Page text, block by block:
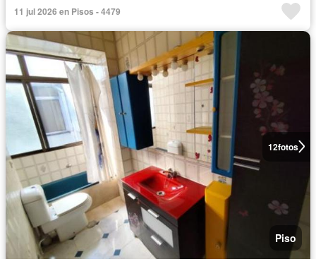
11 jul 2026 en Pisos - 4479
12fotos
Piso